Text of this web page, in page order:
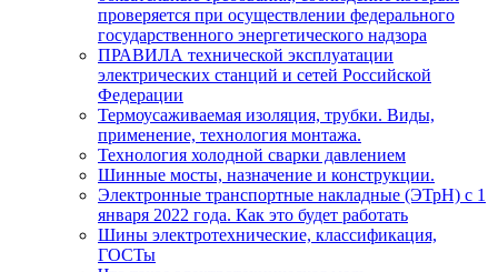
проверяется при осуществлении федерального
государственного энергетического надзора
ПРАВИЛА технической эксплуатации
электрических станций и сетей Российской
Федерации
Термоусаживаемая изоляция, трубки. Виды,
применение, технология монтажа.
Технология холодной сварки давлением
Шинные мосты, назначение и конструкции.
Электронные транспортные накладные (ЭТрН) с 1
января 2022 года. Как это будет работать
Шины электротехнические, классификация,
ГОСТы